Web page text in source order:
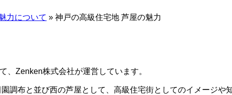
力について » 神戸の高級住宅地 芦屋の魅力
Zenken株式会社が運営しています。
調布と並び西の芦屋として、高級住宅街としてのイメージ